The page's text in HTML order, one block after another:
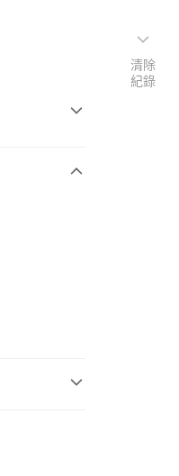
清除
紀錄